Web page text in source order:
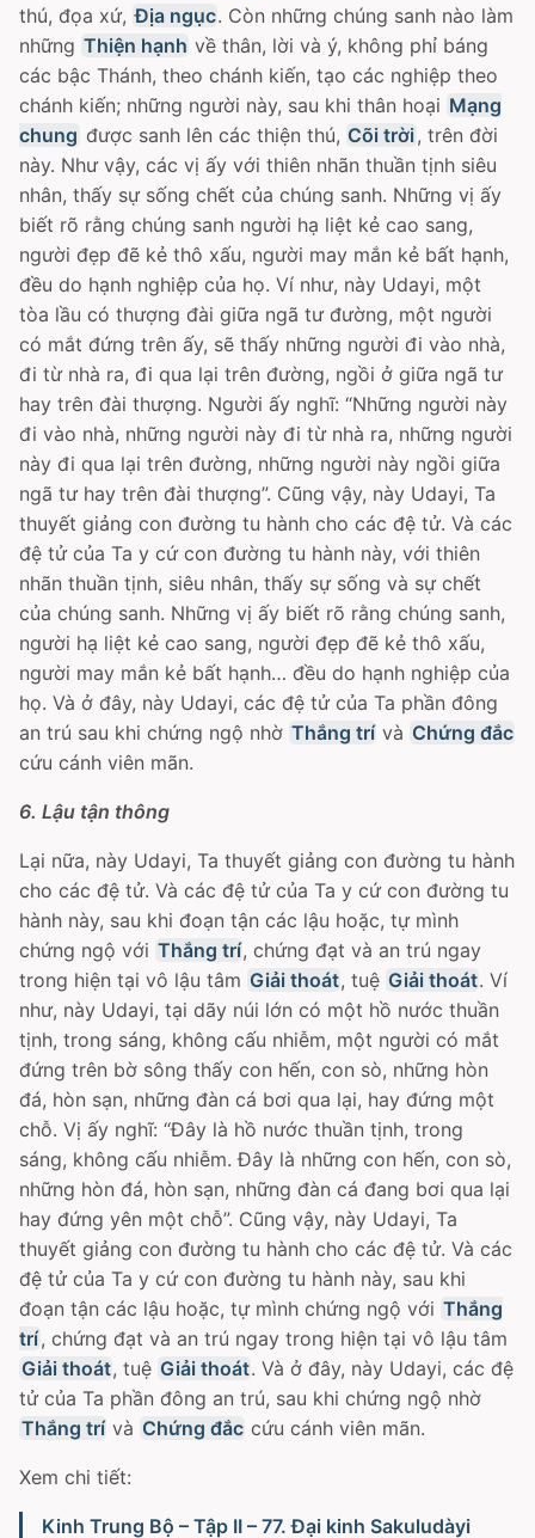
thú, đọa xứ, Địa ngục. Còn những chúng sanh nào làm
những Thiện hạnh về thân, lời và ý, không phỉ báng
các bậc Thánh, theo chánh kiến, tạo các nghiệp theo
chánh kiến; những người này, sau khi thân hoại Mạng
chung được sanh lên các thiện thú, Cõi trời , trên đời
này. Như vậy, các vị ấy với thiên nhãn thuần tịnh siêu
nhân, thấy sự sống chết của chúng sanh. Những vị ấy
biết rõ rằng chúng sanh người hạ liệt kẻ cao sang,
người đẹp đẽ kẻ thô xấu, người may mắn kẻ bất hạnh,
đều do hạnh nghiệp của họ. Ví như, này Udayi, một
tòa lầu có thượng đài giữa ngã tư đường, một người
có mắt đứng trên ấy, sẽ thấy những người đi vào nhà,
đi từ nhà ra, đi qua lại trên đường, ngồi ở giữa ngã tư
hay trên đài thượng. Người ấy nghĩ: “Những người này
đi vào nhà, những người này đi từ nhà ra, những người
này đi qua lại trên đường, những người này ngồi giữa
ngã tư hay trên đài thượng”. Cũng vậy, này Udayi, Ta
thuyết giảng con đường tu hành cho các đệ tử. Và các
đệ tử của Ta y cứ con đường tu hành này, với thiên
nhãn thuần tịnh, siêu nhân, thấy sự sống và sự chết
của chúng sanh. Những vị ấy biết rõ rằng chúng sanh,
người hạ liệt kẻ cao sang, người đẹp đẽ kẻ thô xấu,
người may mắn kẻ bất hạnh… đều do hạnh nghiệp của
họ. Và ở đây, này Udayi, các đệ tử của Ta phần đông
an trú sau khi chứng ngộ nhờ Thắng trí và Chứng đắc
cứu cánh viên mãn.
6. Lậu tận thông
Lại nữa, này Udayi, Ta thuyết giảng con đường tu hành
cho các đệ tử. Và các đệ tử của Ta y cứ con đường tu
hành này, sau khi đoạn tận các lậu hoặc, tự mình
chứng ngộ với Thắng trí, chứng đạt và an trú ngay
trong hiện tại vô lậu tâm Giải thoát, tuệ Giải thoát. Ví
như, này Udayi, tại dãy núi lớn có một hồ nước thuần
tịnh, trong sáng, không cấu nhiễm, một người có mắt
đứng trên bờ sông thấy con hến, con sò, những hòn
đá, hòn sạn, những đàn cá bơi qua lại, hay đứng một
chỗ. Vị ấy nghĩ: “Ðây là hồ nước thuần tịnh, trong
sáng, không cấu nhiễm. Ðây là những con hến, con sò,
những hòn đá, hòn sạn, những đàn cá đang bơi qua lại
hay đứng yên một chỗ”. Cũng vậy, này Udayi, Ta
thuyết giảng con đường tu hành cho các đệ tử. Và các
đệ tử của Ta y cứ con đường tu hành này, sau khi
đoạn tận các lậu hoặc, tự mình chứng ngộ với Thắng
trí, chứng đạt và an trú ngay trong hiện tại vô lậu tâm
Giải thoát, tuệ Giải thoát. Và ở đây, này Udayi, các đệ
tử của Ta phần đông an trú, sau khi chứng ngộ nhờ
Thắng trí và Chứng đắc cứu cánh viên mãn.
Xem chi tiết:
Kinh Trung Bộ – Tập II – 77. Ðại kinh Sakuludàyi